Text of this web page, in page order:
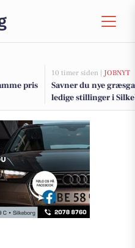
pris
10 timer siden | JOBNYT
Savner du nye
ledige stillinger i
på Søndergade i Kjellerup